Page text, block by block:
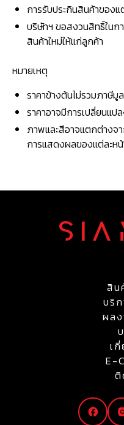
การรับประกินสินค้าของ
บริษัทฯ ขอสงวนสิทธิ์ใน
สินค้าใหม่ให้แก่ลูกค้า
หมายเหตุ
ราคาข้างต้นไม่รวมภาษีมู
ราคาอาจมีการเปลี่ยนแป
ภาพและสีอาจแตกต่างจ
การแสดงผลของแต่ละห
สิน
บริก
ผลง
เ
E-
ติ